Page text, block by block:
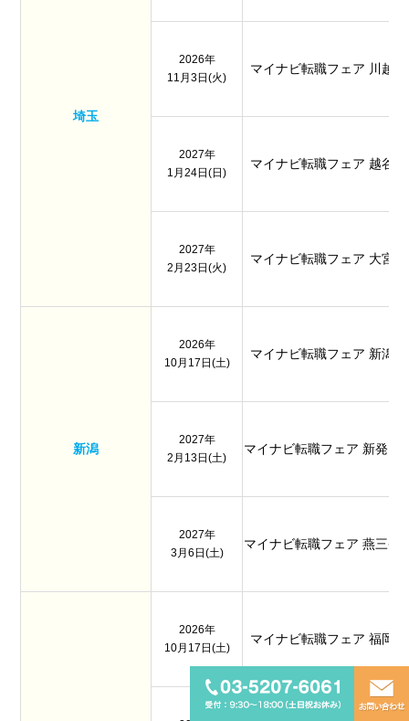
埼玉
2026年
11月3日(火)
マイナビ転職フェア 川越
2027年
1月24日(日)
マイナビ転職フェア 越谷
2027年
2月23日(火)
マイナビ転職フェア 大宮
新潟
2026年
10月17日(土)
マイナビ転職フェア 新潟
2027年
2月13日(土)
マイナビ転職フェア 新発田
2027年
3月6日(土)
マイナビ転職フェア 燕三条
2026年
10月17日(土)
マイナビ転職フェア 福岡